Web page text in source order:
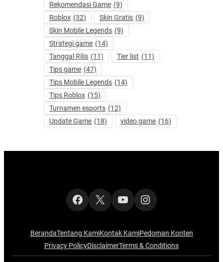
Rekomendasi Game (9)
Roblox (32) Skin Gratis (9)
Skin Mobile Legends (9)
Strategi game (14)
Tanggal Rilis (11) Tier list (11)
Tips game (47)
Tips Mobile Legends (14)
Tips Roblox (15)
Turnamen esports (12)
Update Game (18) video game (16)
Facebook
X YouTubeInstagram
BerandaTentang KamiKontak KamiPedoman Konten
Privacy PolicyDisclaimerTerms & Conditions